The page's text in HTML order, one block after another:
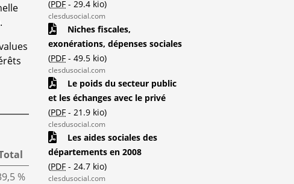
%
(PDF - 29.4 kio)
clesdusocial.com
Niches fiscales,
exonérations, dépenses sociales
(PDF -49.5 kio)
clesdusocial.com
Le poids du secteur public
et les échanges avec le privé
(PDF - 21.9 kio)
clesdusocial.com
Les aides sociales des
départements en 2008
(PDF - 24.7 kio)
clesdusocial.com